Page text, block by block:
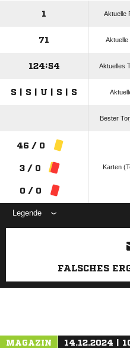
1 Aktuelle
71 Aktuelle
124:54 Aktuelles
S | S | U | S | S
Bester
46 / 0
3 / 0
0 / 0
Karten
Legende
FALSCHES
MAGAZIN 14.12.2024 |